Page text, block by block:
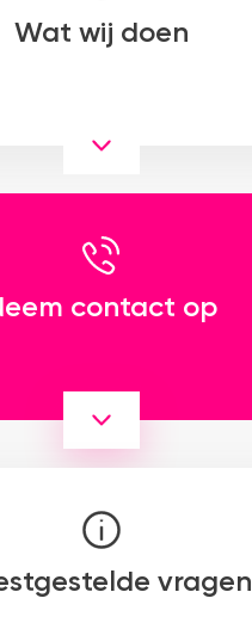
Wat wij doen
contact op
vragen